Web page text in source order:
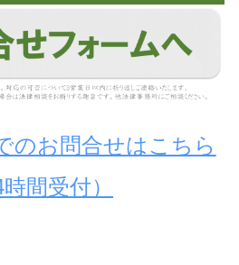
のお問合せはこちら
時間受付）